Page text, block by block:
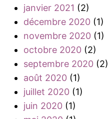
janvier 2021 (2)
décembre 2020 (1)
novembre 2020 (1)
octobre 2020 (2)
septembre 2020 (2)
août 2020 (1)
juillet 2020 (1)
juin 2020 (1)